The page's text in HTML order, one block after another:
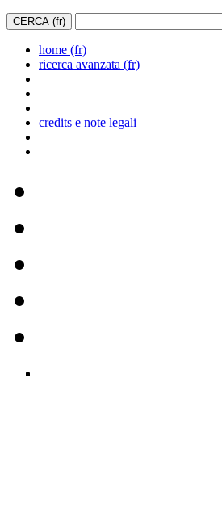
home (fr)
ricerca avanzata (fr)
credits e note legali